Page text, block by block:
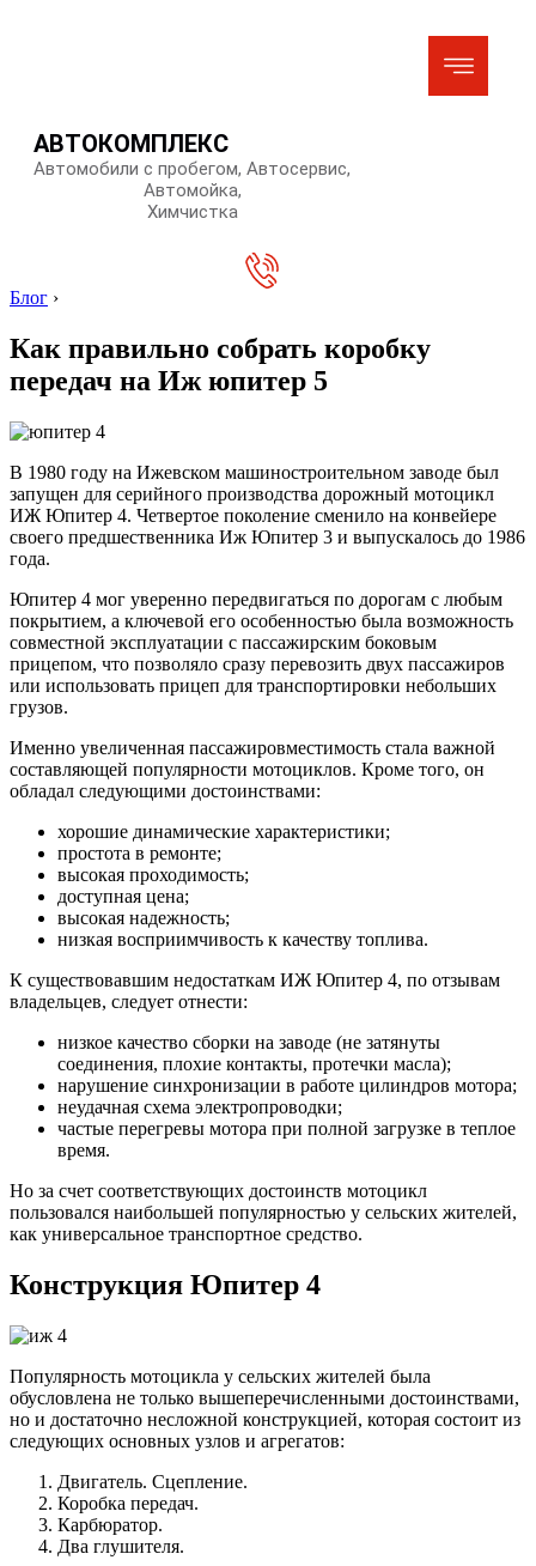
АВТОКОМПЛЕКС
Автомобили с пробегом, Автосервис,
Автомойка,
Химчистка
Блог ›
Как правильно собрать коробку
передач на Иж юпитер 5
В 1980 году на Ижевском машиностроительном заводе был
запущен для серийного производства дорожный мотоцикл
ИЖ Юпитер 4. Четвертое поколение сменило на конвейере
своего предшественника Иж Юпитер 3 и выпускалось до 1986
года.
Юпитер 4 мог уверенно передвигаться по дорогам с любым
покрытием, а ключевой его особенностью была возможность
совместной эксплуатации с пассажирским боковым
прицепом, что позволяло сразу перевозить двух пассажиров
или использовать прицеп для транспортировки небольших
грузов.
Именно увеличенная пассажировместимость стала важной
составляющей популярности мотоциклов. Кроме того, он
обладал следующими достоинствами:
хорошие динамические характеристики;
простота в ремонте;
высокая проходимость;
доступная цена;
высокая надежность;
низкая восприимчивость к качеству топлива.
К существовавшим недостаткам ИЖ Юпитер 4, по отзывам
владельцев, следует отнести:
низкое качество сборки на заводе (не затянуты
соединения, плохие контакты, протечки масла);
нарушение синхронизации в работе цилиндров мотора;
неудачная схема электропроводки;
частые перегревы мотора при полной загрузке в теплое
время.
Но за счет соответствующих достоинств мотоцикл
пользовался наибольшей популярностью у сельских жителей,
как универсальное транспортное средство.
Конструкция Юпитер 4
Популярность мотоцикла у сельских жителей была
обусловлена не только вышеперечисленными достоинствами,
но и достаточно несложной конструкцией, которая состоит из
следующих основных узлов и агрегатов:
Двигатель. Сцепление.
Коробка передач.
Карбюратор.
Два глушителя.